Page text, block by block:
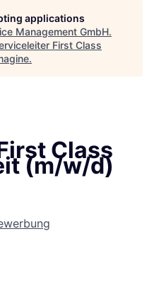
applications
Management GmbH.
First Class
.
Class
(m/w/d)